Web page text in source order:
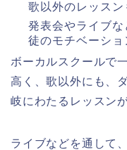
歌以外のレッスン
発表会やライブ
徒のモチベーショ
ボーカルスクールで
高く、歌以外にも、
岐にわたるレッスン
ライブなどを通して